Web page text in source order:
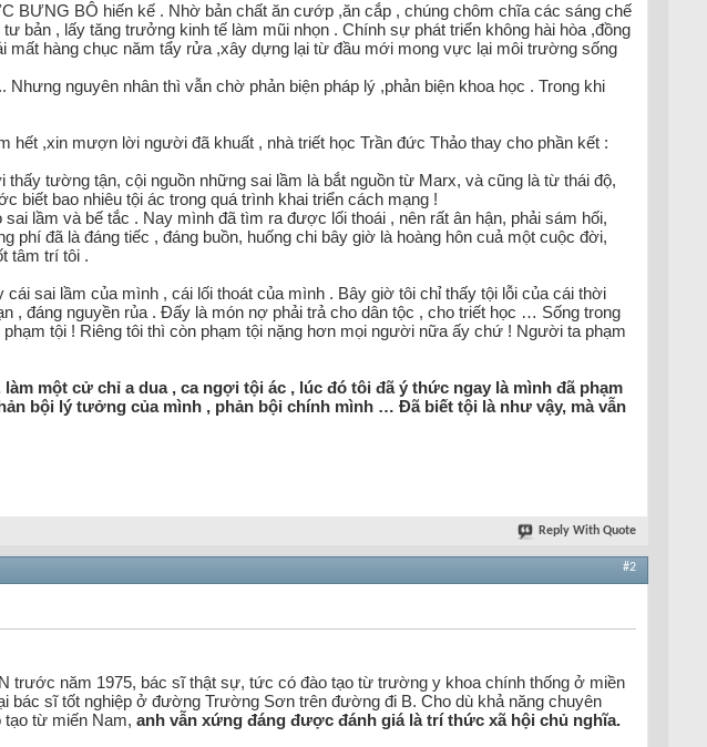
BƯNG BÔ hiến kế . Nhờ bản chất ăn cướp ,ăn cắp , chúng chôm chĩa các sáng chế
bản , lấy tăng trưởng kinh tế làm mũi nhọn . Chính sự phát triển không hài hòa ,đồng
mất hàng chục năm tẩy rửa ,xây dựng lại từ đầu mới mong vực lại môi trường sống
nguyên nhân thì vẫn chờ phản biện pháp lý ,phản biện khoa học . Trong khi
hết ,xin mượn lời người đã khuất , nhà triết học Trần đức Thảo thay cho phần kết :
tường tận, cội nguồn những sai lầm là bắt nguồn từ Marx, và cũng là từ thái độ,
biết bao nhiêu tội ác trong quá trình khai triển cách mạng !
lầm và bế tắc . Nay mình đã tìm ra được lối thoái , nên rất ân hận, phải sám hối,
phí đã là đáng tiếc , đáng buồn, huống chi bây giờ là hoàng hôn cuả một cuộc đời,
tâm trí tôi .
sai lầm của mình , cái lối thoát của mình . Bây giờ tôi chỉ thấy tội lỗi của cái thời
, đáng nguyền rủa . Đấy là món nợ phải trả cho dân tộc , cho triết học … Sống trong
tội ! Riêng tôi thì còn phạm tội nặng hơn mọi người nữa ấy chứ ! Người ta phạm
một cử chỉ a dua , ca ngợi tội ác , lúc đó tôi đã ý thức ngay là mình đã phạm
bội lý tưởng của mình , phản bội chính mình … Đã biết tội là như vậy, mà vẫn
Reply With Quote
#2
trước năm 1975, bác sĩ thật sự, tức có đào tạo từ trường y khoa chính thống ở miền
bác sĩ tốt nghiệp ở đường Trường Sơn trên đường đi B. Cho dù khả năng chuyên
từ miến Nam, anh vẫn xứng đáng được đánh giá là trí thức xã hội chủ nghĩa.